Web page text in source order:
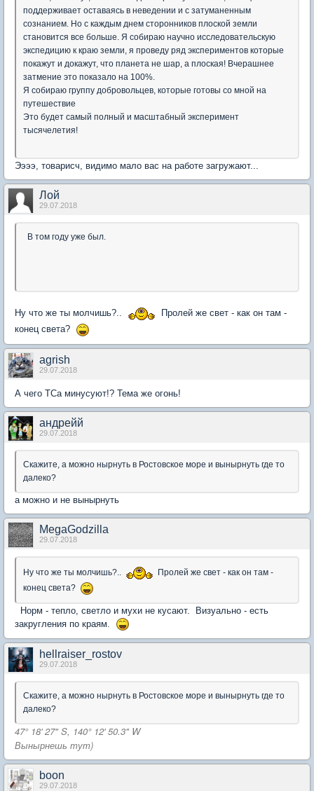
поддерживает оставаясь в неведении и с затуманенным
сознанием. Но с каждым днем сторонников плоской земли
становится все больше. Я собираю научно исследовательскую
экспедицию к краю земли, я проведу ряд экспериментов которые
покажут и докажут, что планета не шар, а плоская! Вчерашнее
затмение это показало на 100%.
Я собираю группу добровольцев, которые готовы со мной на
путешествие
Это будет самый полный и масштабный эксперимент
тысячелетия!
Ээээ, товарисч, видимо мало вас на работе загружают...
Лой
29.07.2018
В том году уже был.
Ну что же ты молчишь?..
Пролей же свет - как он там -
конец света?
agrish
29.07.2018
А чего ТСа минусуют!? Тема же огонь!
андрейй
29.07.2018
Скажите, а можно нырнуть в Ростовское море и вынырнуть где то
далеко?
а можно и не вынырнуть
MegaGodzilla
29.07.2018
Ну что же ты молчишь?..
Пролей же свет - как он там -
конец света?
Норм - тепло, светло и мухи не кусают. Визуально - есть
закругления по краям.
hellraiser_rostov
29.07.2018
Скажите, а можно нырнуть в Ростовское море и вынырнуть где то
далеко?
47° 18' 27" S, 140° 12' 50.3" W
Вынырнешь тут)
boon
29.07.2018